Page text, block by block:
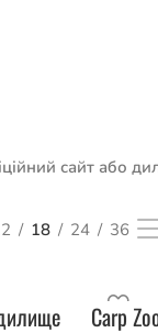
сайт або
18 24 36
Carp